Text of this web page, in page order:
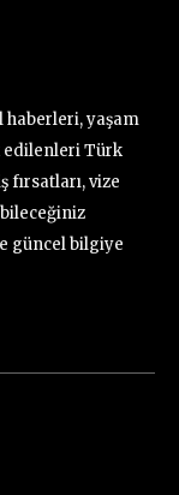
haberleri, yaşam
Türk
fırsatları, vize
güncel bilgiye